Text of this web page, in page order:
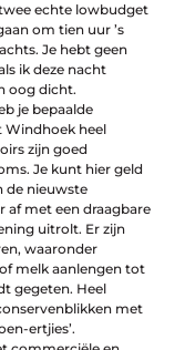
echte lowbudget
om tien uur ’s
Je hebt geen
ik deze nacht
oog dicht.
je bepaalde
Windhoek heel
zijn goed
Je kunt hier geld
de nieuwste
af met een draagbare
uitrolt. Er zijn
waaronder
melk aanlengen tot
gegeten. Heel
met
ertjies’.